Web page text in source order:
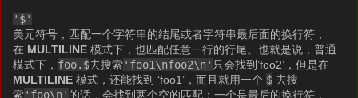
'$'
美元符号，匹配一个字符串的结尾或者字符串最后面的换行符，
在 MULTILINE 模式下，也匹配任意一行的行尾。也就是说，普通
模式下， foo.$去搜索'foo1\nfoo2\n' 只会找到’foo2’，但是在
MULTILINE 模式，还能找到 ‘foo1’，而且就用一个 $ 去搜
索'foo\n' 的话，会找到两个空的匹配：一个是最后的换行符，